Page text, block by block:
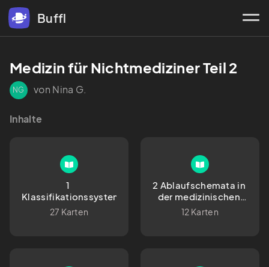
Buffl
Medizin für Nichtmediziner Teil 2
NG von Nina G.
Inhalte
1
Klassifikationssysteme
27 Karten
2 Ablaufschemata in
der medizinischen
Heilbehandlung
12 Karten